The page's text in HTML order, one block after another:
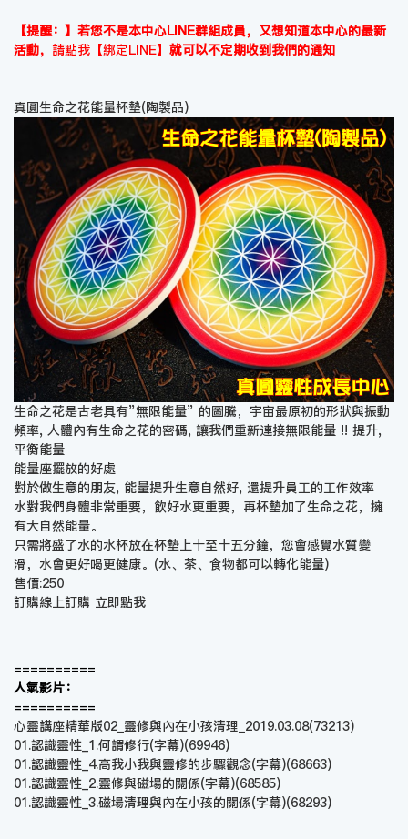
【提醒：】若您不是本中心LINE群組成員，又想知道本中心的最新
活動， 請點我【綁定LINE】 就可以不定期收到我們的通知
真圓生命之花能量杯墊(陶製品)
生命之花是古老具有”無限能量” 的圖騰，宇宙最原初的形狀與振動
頻率, 人體內有生命之花的密碼, 讓我們重新連接無限能量 !! 提升,
平衡能量
能量座擺放的好處
對於做生意的朋友, 能量提升生意自然好, 還提升員工的工作效率
水對我們身體非常重要，飲好水更重要，再杯墊加了生命之花，擁
有大自然能量。
只需將盛了水的水杯放在杯墊上十至十五分鐘，您會感覺水質變
滑，水會更好喝更健康。(水、茶、食物都可以轉化能量)
售價:250
訂購線上訂購 立即點我
==========
人氣影片：
==========
心靈講座精華版02_靈修與內在小孩清理_2019.03.08(73213)
01.認識靈性_1.何謂修行(字幕)(69946)
01.認識靈性_4.高我小我與靈修的步驟觀念(字幕)(68663)
01.認識靈性_2.靈修與磁場的關係(字幕)(68585)
01.認識靈性_3.磁場清理與內在小孩的關係(字幕)(68293)